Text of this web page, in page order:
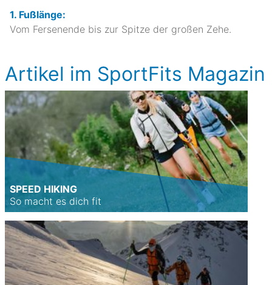
1. Fußlänge:
Vom Fersenende bis zur Spitze der großen Zehe.
Artikel im SportFits Magazin
SPEED HIKING
So macht es dich fit